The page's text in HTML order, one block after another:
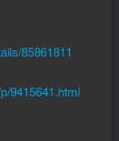
85861811
9415641.html